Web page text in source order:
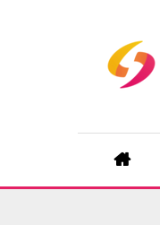
Main
navigation